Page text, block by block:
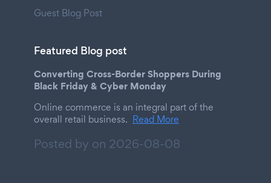
Guest Blog Post
Featured Blog post
Converting Cross-Border Shoppers During
Black Friday & Cyber Monday
Online commerce is an integral part of the
overall retail business. Read More
Posted by on 2026-08-08